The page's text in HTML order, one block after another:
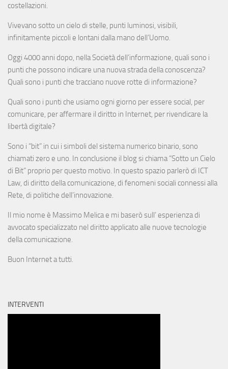
costellazioni.
Vivevano sotto un cielo di stelle, punti luminosi, visibili,
infinitamente piccoli e lontani dalla mano dell’Uomo.
Oggi 4000 anni dopo, nella Società dell’informazione, quali sono i
punti che possono indicare una nuova strada della conoscenza?
Quali sono i punti che tracciano nuove rotte di informazione?
Quali sono i punti che usiamo ogni giorno per essere social, per
comunicare, per affermare il diritto in Internet, per rivendicare la
libertà digitale?
Sono i “bit” in cui i simboli del sistema numerico binario, sono
chiamati zero e uno. In conclusione il blog si chiama “Sotto un Cielo
di Bit” proprio per questo motivo. In questo spazio parlerò di ICT
Law, di diritto della comunicazione, di fenomeni sociali connessi alla
Rete, di politiche dell’innovazione.
Il mio nome è Massimo Melica e mi baserò sull’ esperienza di
avvocato specializzato nel diritto applicato alle nuove tecnologie
della comunicazione.
Buon Internet a tutti.
INTERVENTI